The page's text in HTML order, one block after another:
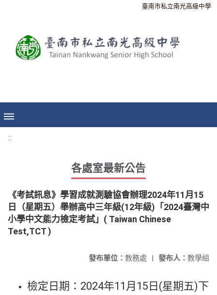
臺南市私立南光高級中學
:::
各處室最新公告
《考試訊息》學習成就測驗協會辦理2024年11月15
日（星期五）舉辦高中三年級(12年級)「2024臺灣中
小學中文能力檢定考試」( Taiwan Chinese
Test,TCT )
發布人： 教學組
發布單位： 教務處 |
檢定日期：2024年11月15日(星期五)下